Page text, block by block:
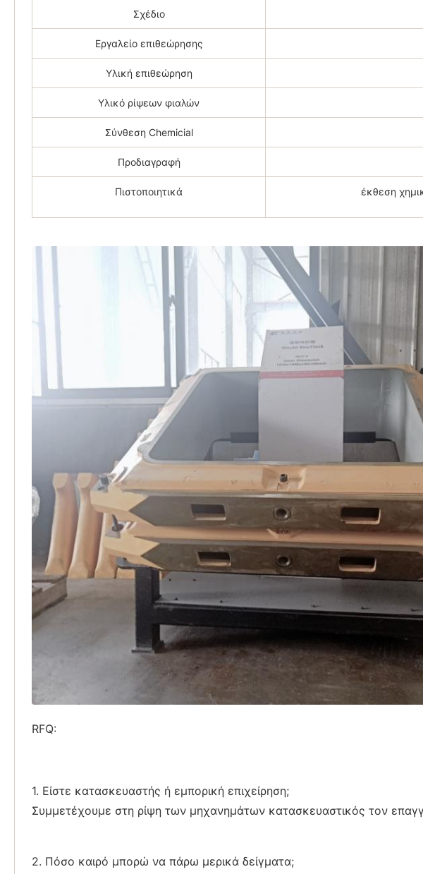
Σχέδιο
Εργαλείο επιθεώρησης
Υλική επιθεώρηση
Υλικό ρίψεων φιαλών
Σύνθεση Chemicial
Προδιαγραφή
Πιστοποιητικά έκθεση
RFQ:
1. Είστε κατασκευαστής ή εμπορική επιχείρηση;
Συμμετέχουμε στη ρίψη των μηχανημάτων κατασκευαστικός τον
2. Πόσο καιρό μπορώ να πάρω μερικά δείγματα;